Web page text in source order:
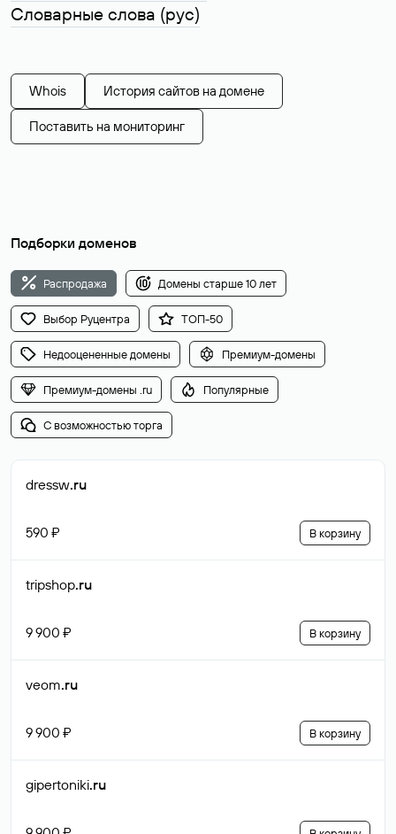
Словарные слова (рус)
Whois История сайтов на домене
Поставить на мониторинг
Подборки доменов
Распродажа Домены старше 10 лет
Выбор Руцентра ТОП-50
Недооцененные домены Премиум-домены
Премиум-домены .ru Популярные
С возможностью торга
dressw.ru
590 ₽ В корзину
tripshop.ru
9 900 ₽ В корзину
veom.ru
9 900 ₽ В корзину
gipertoniki.ru